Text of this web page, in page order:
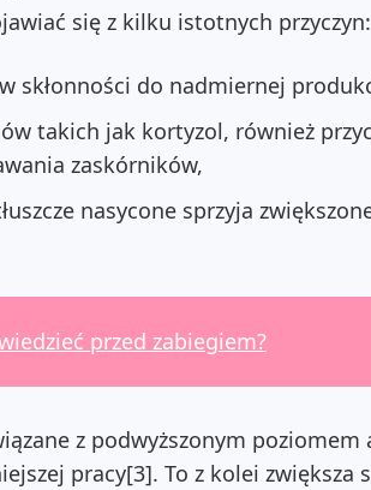
się z kilku istotnych przyczyn:
skłonności do nadmiernej
takich jak kortyzol, również
zaskórników,
nasycone sprzyja
przed zabiegiem?
z podwyższonym poziomem
pracy[3]. To z kolei zwiększa